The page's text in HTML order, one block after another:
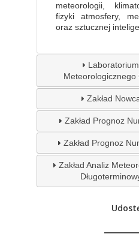
meteorologii,
fizyki atmosfery,
oraz sztucznej
Meteorologicznego
Zakład
Zakład Prognoz
Zakład Prognoz
Zakład Analiz